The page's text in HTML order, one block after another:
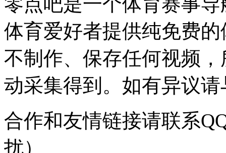
体育爱好者提供纯免费
不制作、保存任何视频
动采集得到。如有异议
合作和友情链接请联系
扰）